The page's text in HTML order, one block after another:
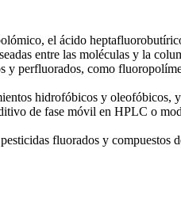
el ácido
entre las moléculas y la
perfluorados, como
hidrofóbicos y oleofóbicos,
de fase móvil en HPLC o
fluorados y